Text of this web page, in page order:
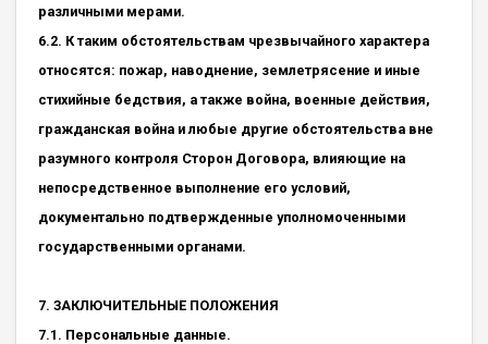
различными мерами.
6.2. К таким обстоятельствам чрезвычайного характера
относятся: пожар, наводнение, землетрясение и иные
стихийные бедствия, а также война, военные действия,
гражданская война и любые другие обстоятельства вне
разумного контроля Сторон Договора, влияющие на
непосредственное выполнение его условий,
документально подтвержденные уполномоченными
государственными органами.
7. ЗАКЛЮЧИТЕЛЬНЫЕ ПОЛОЖЕНИЯ
7.1. Персональные данные.